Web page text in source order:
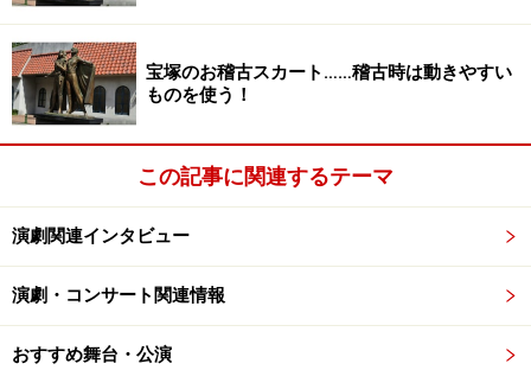
宝塚のお稽古スカート……稽古時は動きやすい
ものを使う！
この記事に関連するテーマ
演劇関連インタビュー
演劇・コンサート関連情報
おすすめ舞台・公演